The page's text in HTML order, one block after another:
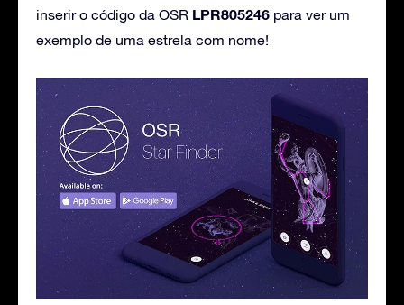
inserir o código da OSR LPR805246 para ver um
exemplo de uma estrela com nome!